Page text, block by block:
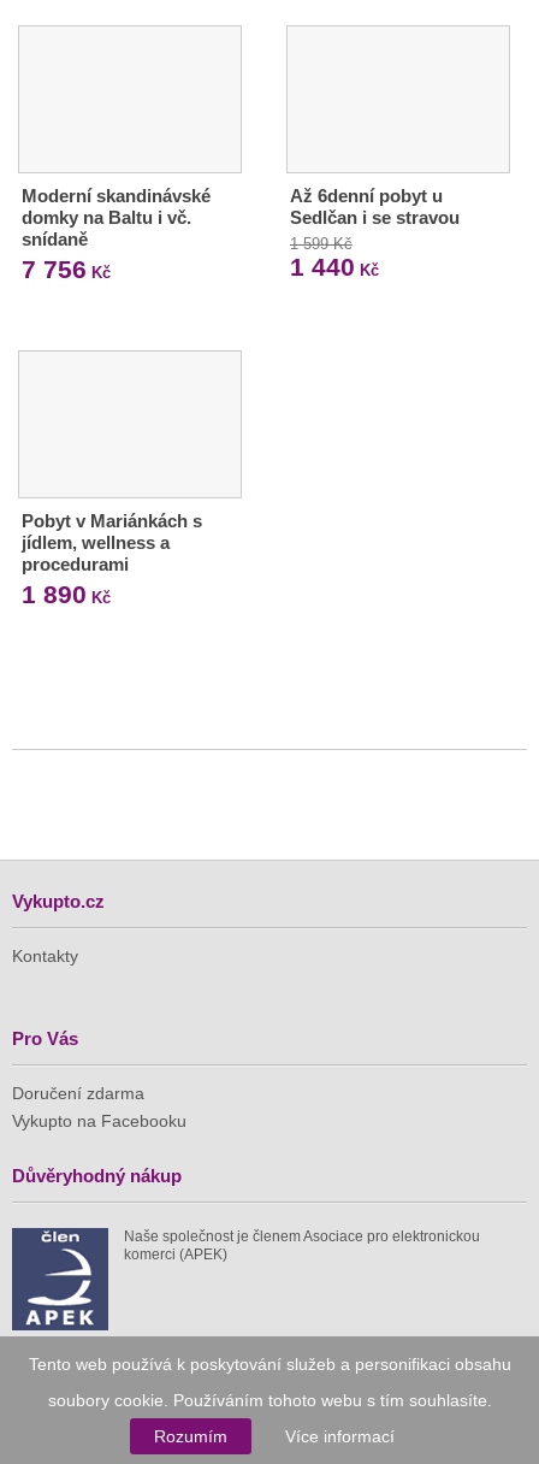
Tento web používá k poskytování služeb a personifikaci obsahu
soubory cookie. Používáním tohoto webu s tím souhlasíte.
Rozumím
Více informací
Moderní skandinávské
domky na Baltu i vč.
snídaně
7 756 Kč
Až 6denní pobyt u
Sedlčan i se stravou
1 599 Kč
1 440 Kč
Pobyt v Mariánkách s
jídlem, wellness a
procedurami
1 890 Kč
Vykupto.cz
Kontakty
Pro Vás
Doručení zdarma
Vykupto na Facebooku
Důvěryhodný nákup
Naše společnost je členem Asociace pro elektronickou
komerci (APEK)
1 511 mil.